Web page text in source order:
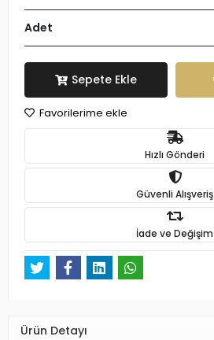
Adet
Sepete Ekle
Favorilerime ekle
Hızlı Gönderi
Güvenli Alışveriş
İade ve Değişim
Ürün Detayı